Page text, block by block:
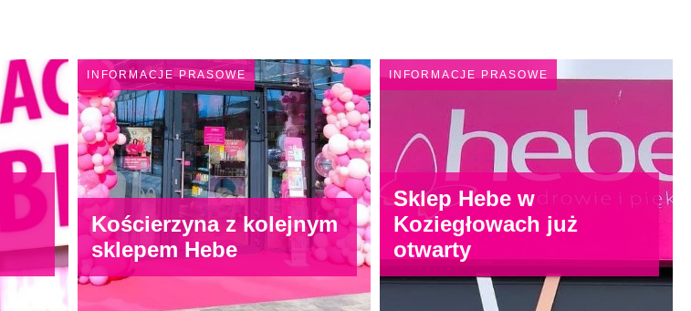
INFORMACJE PRASOWE
Kościerzyna z kolejnym
sklepem Hebe
INFORMACJE PRASOWE
Sklep Hebe w
Koziegłowach już
otwarty